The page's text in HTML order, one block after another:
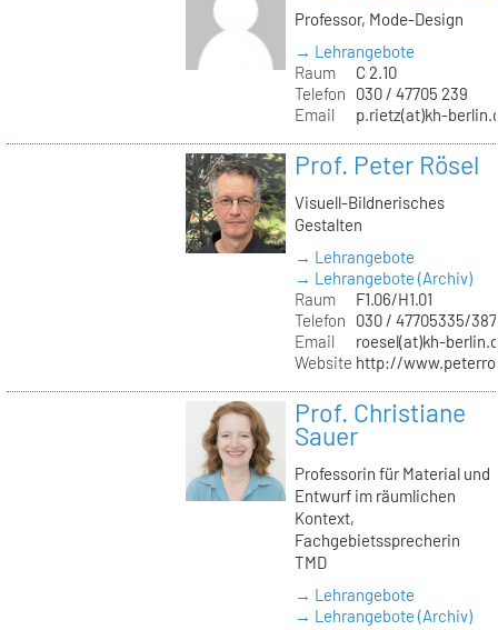
Professor, Mode-Design
→ Lehrangebote
Raum
C 2.10
Telefon
030 / 47705 239
Email
p.rietz(at)kh-
Prof. Peter Rösel
Visuell-Bildnerisches
Gestalten
→ Lehrangebote
→ Lehrangebote (Archiv)
Raum
F1.06/H1.01
Telefon
030 / 47705335/387
Email
roesel(at)kh-
Website http://
Prof. Christiane
Sauer
Professorin für Material und
Entwurf im räumlichen
Kontext,
Fachgebietssprecherin
TMD
→ Lehrangebote
→ Lehrangebote (Archiv)